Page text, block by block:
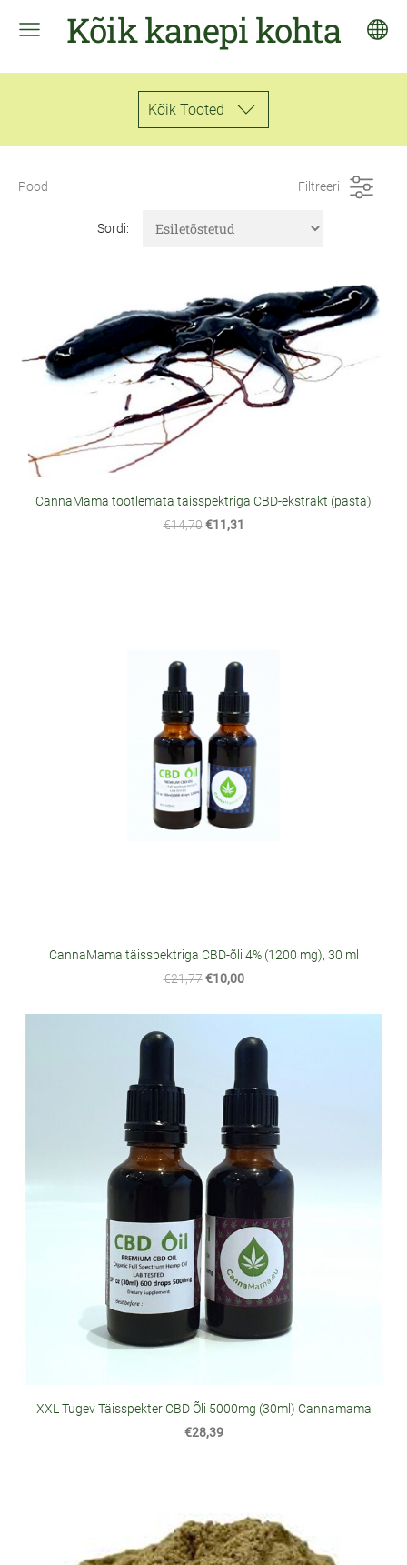
Kõik kanepi kohta
Kõik Tooted
Pood Filtreeri
Sordi:
CannaMama töötlemata täisspektriga CBD-ekstrakt (pasta)
€14,70 €11,31
CannaMama täisspektriga CBD-õli 4% (1200 mg), 30 ml
€21,77 €10,00
XXL Tugev Täisspekter CBD Õli 5000mg (30ml) Cannamama
€28,39